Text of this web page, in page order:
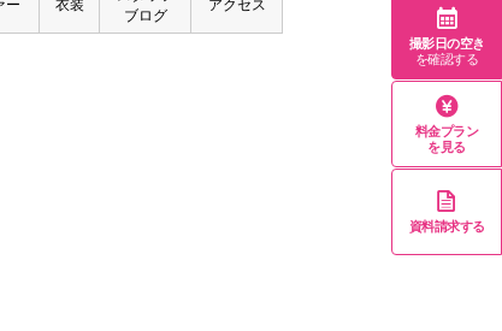
ー 衣装
ブログ
アクセス
撮影日の空き
を確認する
料金プラン
を見る
資料請求する